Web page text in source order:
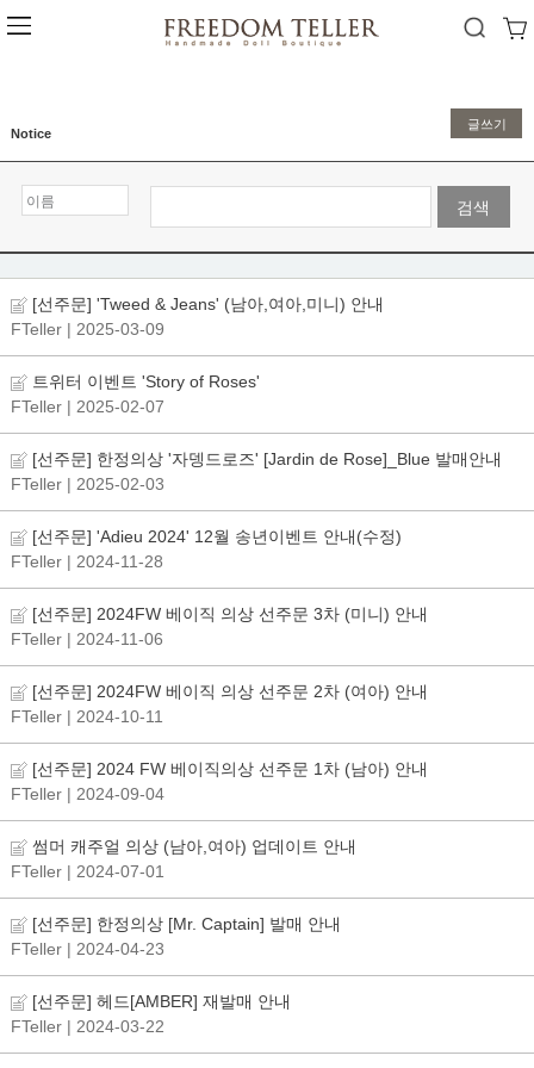
Notice
글쓰기
검색
[선주문] 'Tweed & Jeans' (남아,여아,미니) 안내
FTeller | 2025-03-09
트위터 이벤트 'Story of Roses'
FTeller | 2025-02-07
[선주문] 한정의상 '자뎅드로즈' [Jardin de Rose]_Blue 발매안내
FTeller | 2025-02-03
[선주문] 'Adieu 2024' 12월 송년이벤트 안내(수정)
FTeller | 2024-11-28
[선주문] 2024FW 베이직 의상 선주문 3차 (미니) 안내
FTeller | 2024-11-06
[선주문] 2024FW 베이직 의상 선주문 2차 (여아) 안내
FTeller | 2024-10-11
[선주문] 2024 FW 베이직의상 선주문 1차 (남아) 안내
FTeller | 2024-09-04
썸머 캐주얼 의상 (남아,여아) 업데이트 안내
FTeller | 2024-07-01
[선주문] 한정의상 [Mr. Captain] 발매 안내
FTeller | 2024-04-23
[선주문] 헤드[AMBER] 재발매 안내
FTeller | 2024-03-22